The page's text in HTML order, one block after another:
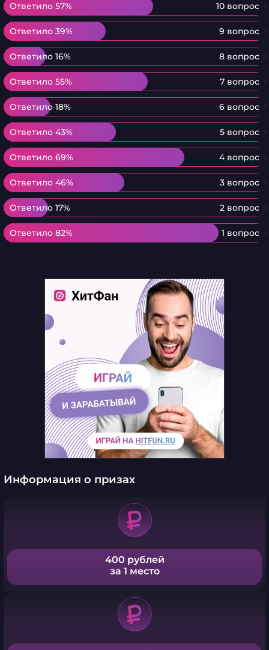
Ответило 57% 10 вопрос
Ответило 57%
Ответило 39% 9 вопрос
Ответило 39%
Ответило 16% 8 вопрос
Ответило 16%
Ответило 55% 7 вопрос
Ответило 55%
Ответило 18% 6 вопрос
Ответило 18%
Ответило 43% 5 вопрос
Ответило 43%
Ответило 69% 4 вопрос
Ответило 69%
Ответило 46% 3 вопрос
Ответило 46%
Ответило 17% 2 вопрос
Ответило 17%
Ответило 82% 1 вопрос
Ответило 82%
Информация о призах
400 рублей
за 1 место